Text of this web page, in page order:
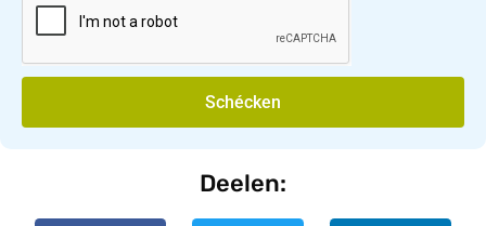
Schécken
Deelen: